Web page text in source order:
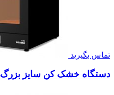
تماس بگیرید
دستگاه خشک کن سایز بزرگ Phrozen Cure Mega S